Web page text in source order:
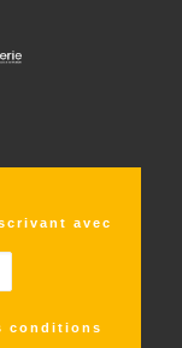
avec
conditions